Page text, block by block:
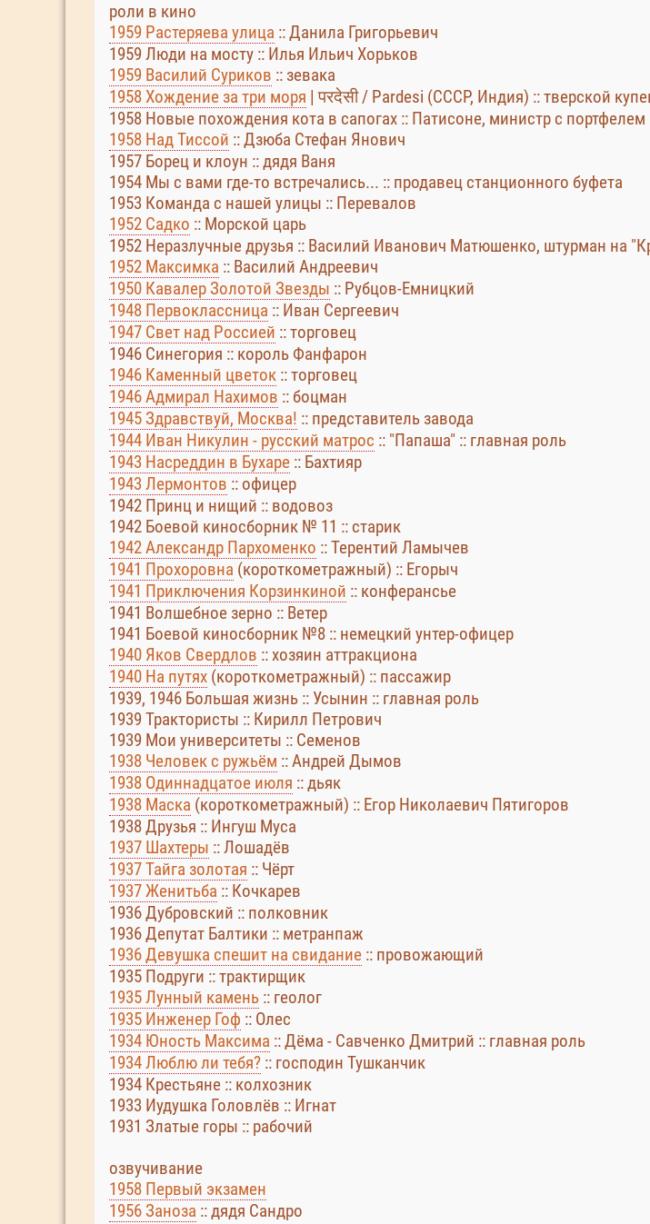
роли в кино
1959 Растеряева улица :: Данила Григорьевич
1959 Люди на мосту :: Илья Ильич Хорьков
1959 Василий Суриков :: зевака
1958 Хождение за три моря | परदेसी / Pardesi (СССР, Индия) :: тверской
1958 Новые похождения кота в сапогах :: Патисоне, министр с портфелем
1958 Над Тиссой :: Дзюба Стефан Янович
1957 Борец и клоун :: дядя Ваня
1954 Мы с вами где-то встречались... :: продавец станционного буфета
1953 Команда с нашей улицы :: Перевалов
1952 Садко :: Морской царь
1952 Неразлучные друзья :: Василий Иванович Матюшенко, штурман на
1952 Максимка :: Василий Андреевич
1950 Кавалер Золотой Звезды :: Рубцов-Емницкий
1948 Первоклассница :: Иван Сергеевич
1947 Свет над Россией :: торговец
1946 Синегория :: король Фанфарон
1946 Каменный цветок :: торговец
1946 Адмирал Нахимов :: боцман
1945 Здравствуй, Москва! :: представитель завода
1944 Иван Никулин - русский матрос :: "Папаша" :: главная роль
1943 Насреддин в Бухаре :: Бахтияр
1943 Лермонтов :: офицер
1942 Принц и нищий :: водовоз
1942 Боевой киносборник № 11 :: старик
1942 Александр Пархоменко :: Терентий Ламычев
1941 Прохоровна (короткометражный) :: Егорыч
1941 Приключения Корзинкиной :: конферансье
1941 Волшебное зерно :: Ветер
1941 Боевой киносборник №8 :: немецкий унтер-офицер
1940 Яков Свердлов :: хозяин аттракциона
1940 На путях (короткометражный) :: пассажир
1939, 1946 Большая жизнь :: Усынин :: главная роль
1939 Трактористы :: Кирилл Петрович
1939 Мои университеты :: Семенов
1938 Человек с ружьём :: Андрей Дымов
1938 Одиннадцатое июля :: дьяк
1938 Маска (короткометражный) :: Егор Николаевич Пятигоров
1938 Друзья :: Ингуш Муса
1937 Шахтеры :: Лошадёв
1937 Тайга золотая :: Чёрт
1937 Женитьба :: Кочкарев
1936 Дубровский :: полковник
1936 Депутат Балтики :: метранпаж
1936 Девушка спешит на свидание :: провожающий
1935 Подруги :: трактирщик
1935 Лунный камень :: геолог
1935 Инженер Гоф :: Олес
1934 Юность Максима :: Дёма - Савченко Дмитрий :: главная роль
1934 Люблю ли тебя? :: господин Тушканчик
1934 Крестьяне :: колхозник
1933 Иудушка Головлёв :: Игнат
1931 Златые горы :: рабочий
озвучивание
1958 Первый экзамен
1956 Заноза :: дядя Сандро